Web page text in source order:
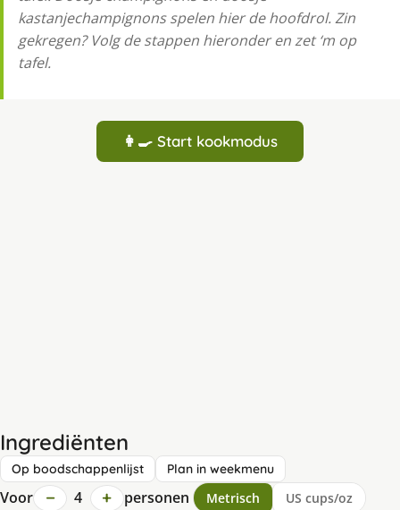
kastanjechampignons spelen hier de hoofdrol. Zin
gekregen? Volg de stappen hieronder en zet ‘m op
tafel.
👩‍🍳 Start kookmodus
Ingrediënten
Op boodschappenlijst Plan in weekmenu
Voor − 4 + personen Metrisch US cups/oz